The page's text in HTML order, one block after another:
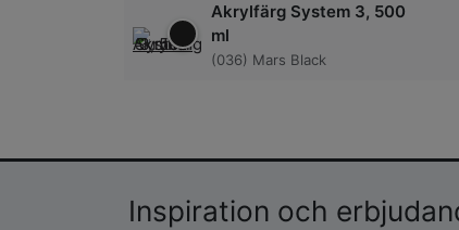
Akrylfärg System 3, 500
ml
(036) Mars Black
Inspiration och